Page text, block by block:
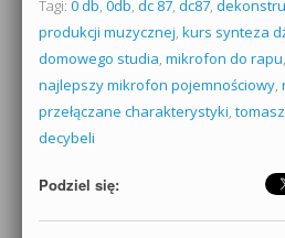
Tagi: 0 db, 0db, dc 87, dc87,
produkcji muzycznej, kurs synteza
domowego studia, mikrofon do rapu,
najlepszy mikrofon pojemnościowy,
przełączane charakterystyki,
decybeli
Podziel się: